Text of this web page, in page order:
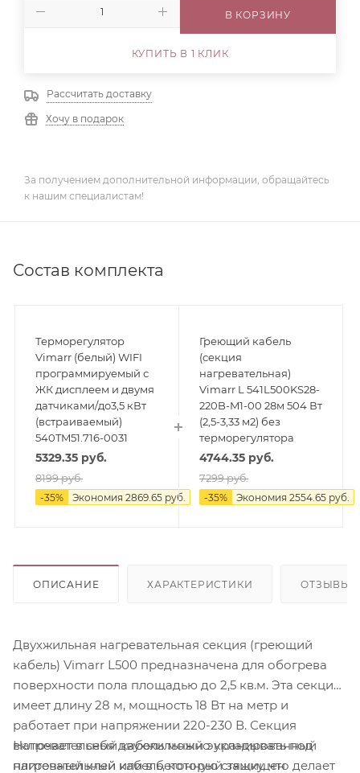
В КОРЗИНУ
КУПИТЬ В 1 КЛИК
Рассчитать доставку
Хочу в подарок
За получением дополнительной информации, обращайтесь
к нашим специалистам!
Состав комплекта
Терморегулятор
Vimarr (белый) WIFI
программируемый с
ЖК дисплеем и двумя
датчиками/до3,5 кВт
(встраиваемый)
540TM51.716-0031
5329.35руб.
8199руб.
-35% Экономия 2869.65руб.
Греющий кабель
(секция
нагревательная)
Vimarr L 541L500KS28-
220B-M1-00 28м 504 Вт
(2,5-3,33 м2) без
терморегулятора
4744.35 руб.
7299руб.
-35% Экономия 2554.65 руб.
ОПИСАНИЕ ХАРАКТЕРИСТИКИ ОТЗЫВЫ
Двухжильная нагревательная секция (греющий
кабель) Vimarr L500 предназначена для обогрева
поверхности пола площадью до 2,5 кв.м. Эта секция
имеет длину 28 м, мощность 18 Вт на метр и
работает при напряжении 220-230 В. Секция
включает в себя двухжильный экранированный
нагревательный кабель, который защищен
Нагревательный кабель можно укладывать под
плиточный клей или в бетонную стяжку, что делает